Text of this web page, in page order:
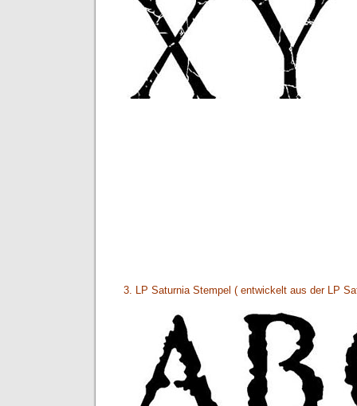
3. LP Saturnia Stempel ( entwickelt aus der LP